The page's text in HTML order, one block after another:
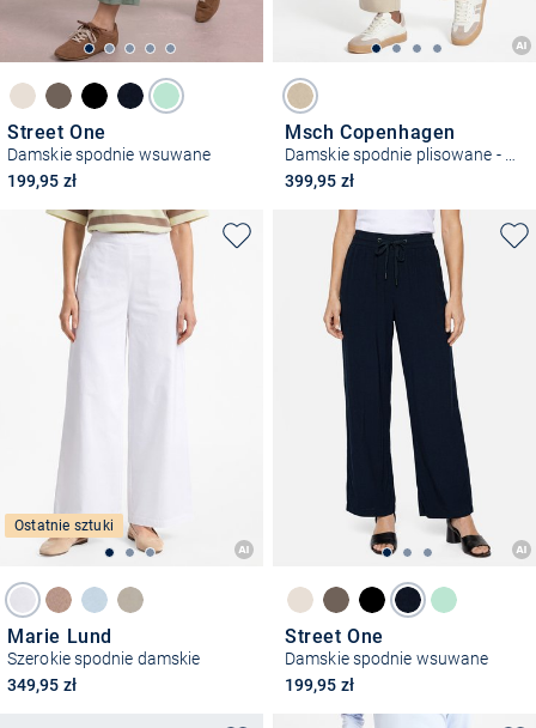
Street One
Damskie spodnie wsuwane
199,95 zł
Msch Copenhagen
399,95 zł
Ostatnie sztuki
Marie Lund
Szerokie spodnie damskie
349,95 zł
Street One
Damskie spodnie wsuwane
199,95 zł